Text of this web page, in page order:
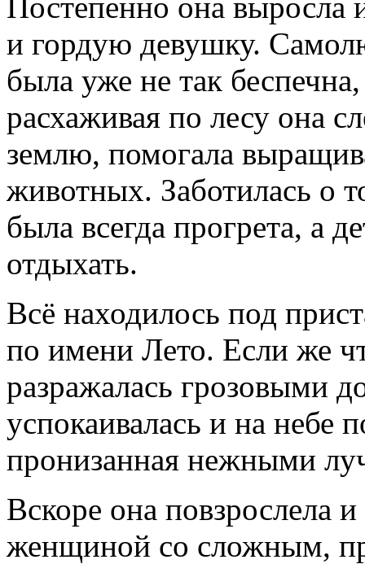
и гордую девушку.
была уже не так
расхаживая по лесу она
землю, помогала
животных. Заботилась о
была всегда прогрета, а
отдыхать.
Всё находилось под
по имени Лето. Если же
разражалась грозовыми
успокаивалась и на небе
пронизанная нежными
Вскоре она повзрослела
женщиной со сложным,